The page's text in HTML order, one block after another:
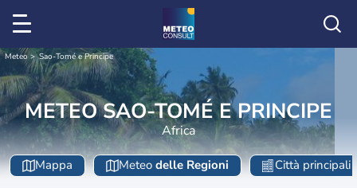
Meteo Sao-Tomé e Principe
METEO SAO-TOMÉ E PRINCIPE
Africa
Mappa Meteo delle Regioni Città principali